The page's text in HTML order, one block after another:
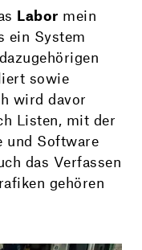
Labor mein
ein System
sowie
wird davor
Listen, mit der
und Software
das Verfassen
gehören